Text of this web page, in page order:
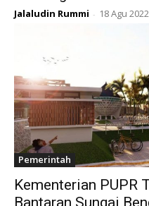
Jalaludin Rummi - 18 Agu 2022
Pemerintah
Kementerian PUPR
Bantaran Sungai